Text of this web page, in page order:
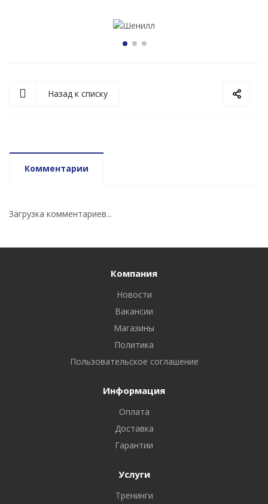
Назад к списку
Комментарии
Загрузка комментариев...
Компания
Новости
Вакансии
Магазины
Политика
Пользовательское соглашение
Информация
Оплата
Доставка
Гарантии
Услуги
Тренинги